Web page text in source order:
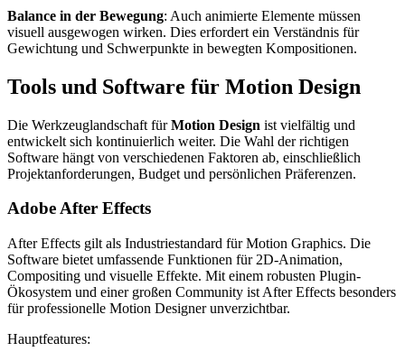
Balance in der Bewegung: Auch animierte Elemente müssen
visuell ausgewogen wirken. Dies erfordert ein Verständnis für
Gewichtung und Schwerpunkte in bewegten Kompositionen.
Tools und Software für Motion Design
Die Werkzeuglandschaft fürMotion Design ist vielfältig und
entwickelt sich kontinuierlich weiter. Die Wahl der richtigen
Software hängt von verschiedenen Faktoren ab, einschließlich
Projektanforderungen, Budget und persönlichen Präferenzen.
Adobe After Effects
After Effects gilt als Industriestandard für Motion Graphics. Die
Software bietet umfassende Funktionen für 2D-Animation,
Compositing und visuelle Effekte. Mit einem robusten Plugin-
Ökosystem und einer großen Community ist After Effects besonders
für professionelle Motion Designer unverzichtbar.
Hauptfeatures: